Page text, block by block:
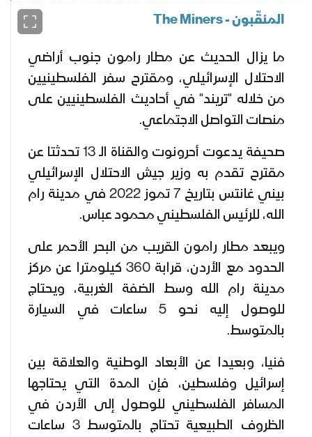
المنقّبون - The Miners
ما يزال الحديث عن مطار رامون جنوب أراضي
الاحتلال الإسرائيلي، ومقترح سفر الفلسطينيين
من خلاله "تريند" في أحاديث الفلسطينيين على
منصات التواصل الاجتماعي.
صحيفة يدعوت أحرونوت والقناة الـ 13 تحدثتا عن
مقترح تقدم به وزير جيش الاحتلال الإسرائيلي
بيني غانتس بتاريخ 7 تموز 2022 في مدينة رام
الله، للرئيس الفلسطيني محمود عباس.
ويبعد مطار رامون القريب من البحر الأحمر على
الحدود مع الأردن، قرابة 360 كيلومترا عن مركز
مدينة رام الله وسط الضفة الغربية، ويحتاج
للوصول إليه نحو 5 ساعات في السيارة
بالمتوسط.
فنيا، وبعيدا عن الأبعاد الوطنية والعلاقة بين
إسرائيل وفلسطين، فإن المدة التي يحتاجها
المسافر الفلسطيني للوصول إلى الأردن في
الظروف الطبيعية تحتاج بالمتوسط 3 ساعات